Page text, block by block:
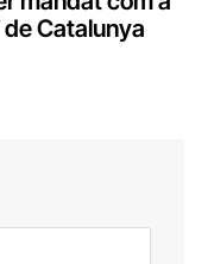
de Catalunya